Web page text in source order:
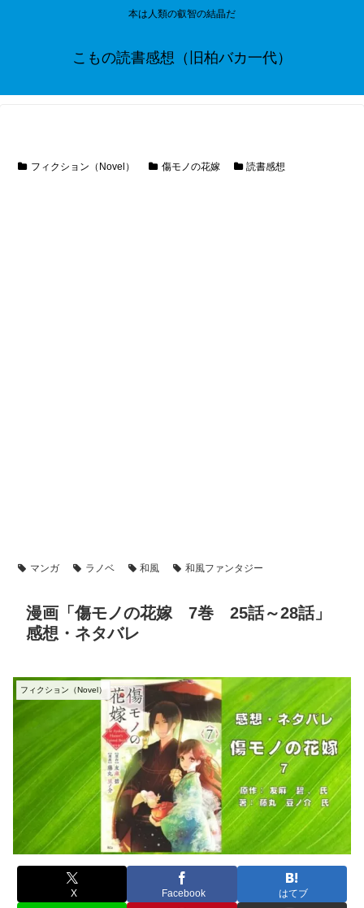
本は人類の叡智の結晶だ
こもの読書感想（旧柏バカ一代）
フィクション（Novel） 傷モノの花嫁 読書感想
マンガ ラノベ 和風 和風ファンタジー
漫画「傷モノの花嫁 7巻 25話～28話」
感想・ネタバレ
フィクション（Novel）
X Facebook はてブ